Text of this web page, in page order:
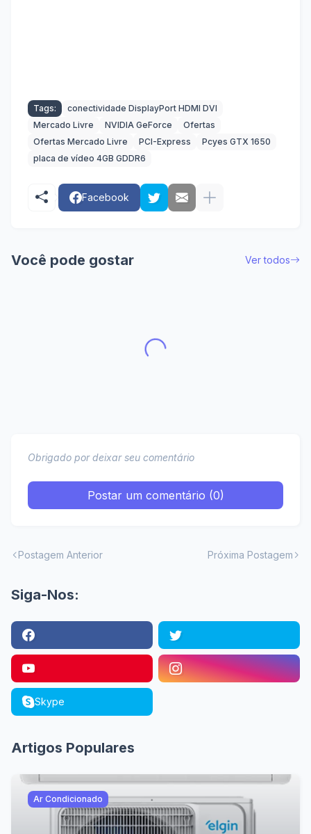
Tags:
conectividade DisplayPort HDMI DVI
Mercado Livre
NVIDIA GeForce
Ofertas
Ofertas Mercado Livre
PCI-Express
Pcyes GTX 1650
placa de vídeo 4GB GDDR6
Facebook
Você pode gostar Ver todos
Obrigado por deixar seu comentário
Postar um comentário (0)
Postagem Anterior Próxima Postagem
Siga-Nos:
Skype
Artigos Populares
Ar Condicionado